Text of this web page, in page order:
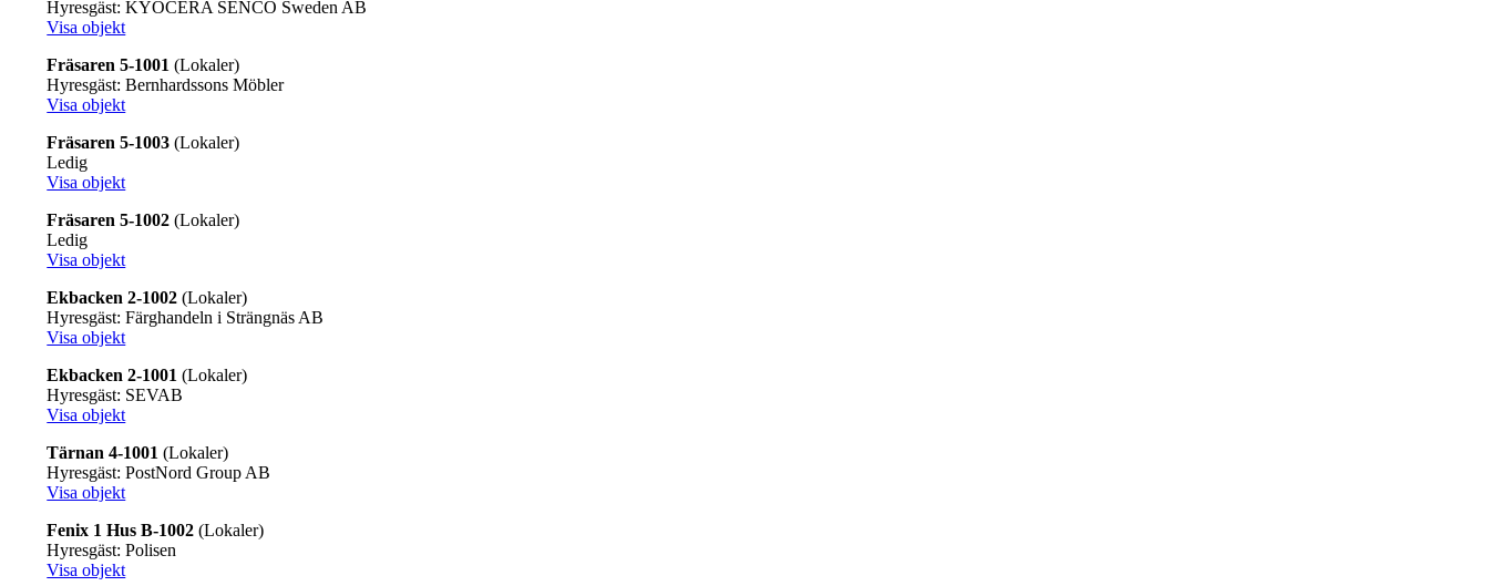
Hyresgäst: KYOCERA SENCO Sweden AB
Visa objekt
Fräsaren 5-1001 (Lokaler)
Hyresgäst: Bernhardssons Möbler
Visa objekt
Fräsaren 5-1003 (Lokaler)
Ledig
Visa objekt
Fräsaren 5-1002 (Lokaler)
Ledig
Visa objekt
Ekbacken 2-1002 (Lokaler)
Hyresgäst: Färghandeln i Strängnäs AB
Visa objekt
Ekbacken 2-1001 (Lokaler)
Hyresgäst: SEVAB
Visa objekt
Tärnan 4-1001 (Lokaler)
Hyresgäst: PostNord Group AB
Visa objekt
Fenix 1 Hus B-1002 (Lokaler)
Hyresgäst: Polisen
Visa objekt